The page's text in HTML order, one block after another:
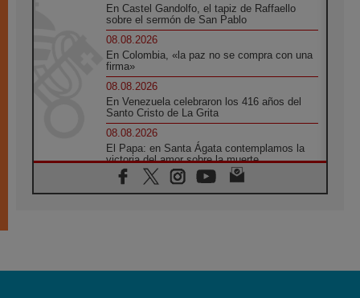
En Castel Gandolfo, el tapiz de Raffaello
sobre el sermón de San Pablo
08.08.2026
En Colombia, «la paz no se compra con una
firma»
08.08.2026
En Venezuela celebraron los 416 años del
Santo Cristo de La Grita
08.08.2026
El Papa: en Santa Ágata contemplamos la
victoria del amor sobre la muerte
08.08.2026
León XIV visitará el Santuario de la Madre
07.08.2026